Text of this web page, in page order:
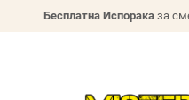
Бесплатна Испорака за